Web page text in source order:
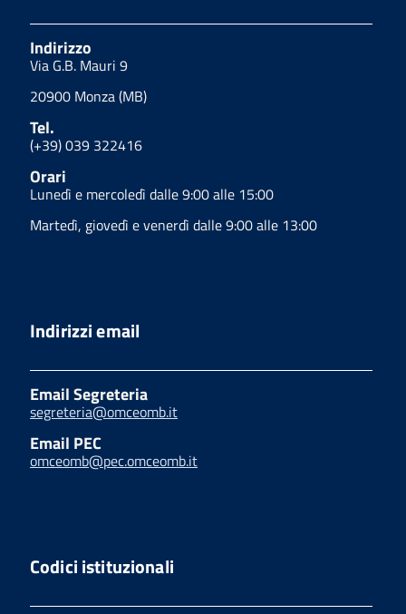
Indirizzo
Via G.B. Mauri 9
20900 Monza (MB)
Tel.
(+39) 039 322416
Orari
Lunedì e mercoledì dalle 9:00 alle 15:00
Martedì, giovedì e venerdì dalle 9:00 alle 13:00
Indirizzi email
Email Segreteria
segreteria@omceomb.it
Email PEC
omceomb@pec.omceomb.it
Codici istituzionali